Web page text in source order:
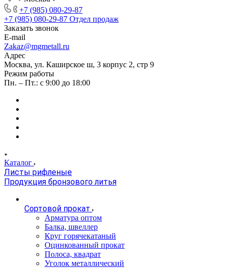
+7 (985) 080-29-87
+7 (985) 080-29-87 Отдел продаж
Заказать звонок
E-mail
Zakaz@mgmetall.ru
Адрес
Москва, ул. Каширское ш, 3 корпус 2, стр 9
Режим работы
Пн. – Пт.: с 9:00 до 18:00
Каталог
Листы рифленые
Продукция бронзового литья
Сортовой прокат
Арматура оптом
Балка, швеллер
Круг горячекатаный
Оцинкованный прокат
Полоса, квадрат
Уголок металлический